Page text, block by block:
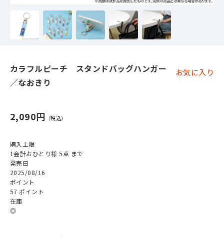
カラフルピーチ スタンドバッグハンガー
／なおきり
お気に入り
2,090円
購入上限
1会計おひとり様 5点 まで
発売日
2025/08/16
ポイント
57 ポイント
在庫
◎